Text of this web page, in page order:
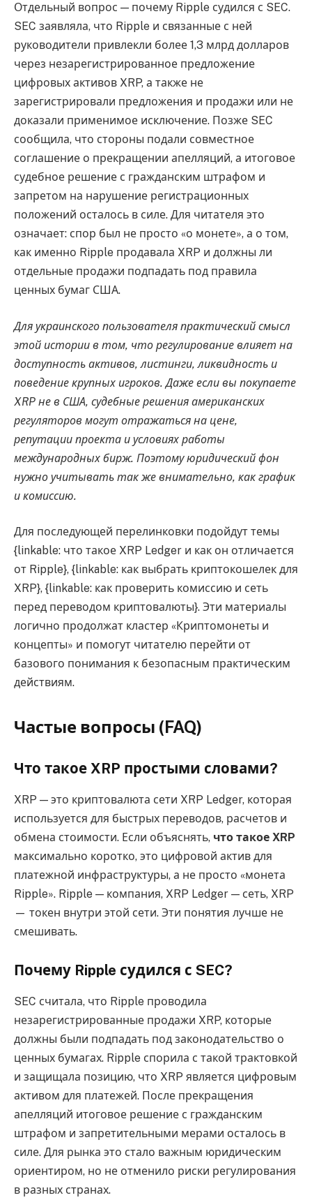
Отдельный вопрос — почему Ripple судился с SEC.
SEC заявляла, что Ripple и связанные с ней
руководители привлекли более 1,3 млрд долларов
через незарегистрированное предложение
цифровых активов XRP, а также не
зарегистрировали предложения и продажи или не
доказали применимое исключение. Позже SEC
сообщила, что стороны подали совместное
соглашение о прекращении апелляций, а итоговое
судебное решение с гражданским штрафом и
запретом на нарушение регистрационных
положений осталось в силе. Для читателя это
означает: спор был не просто «о монете», а о том,
как именно Ripple продавала XRP и должны ли
отдельные продажи подпадать под правила
ценных бумаг США.
Для украинского пользователя практический смысл
этой истории в том, что регулирование влияет на
доступность активов, листинги, ликвидность и
поведение крупных игроков. Даже если вы покупаете
XRP не в США, судебные решения американских
регуляторов могут отражаться на цене,
репутации проекта и условиях работы
международных бирж. Поэтому юридический фон
нужно учитывать так же внимательно, как график
и комиссию.
Для последующей перелинковки подойдут темы
{linkable: что такое XRP Ledger и как он отличается
от Ripple}, {linkable: как выбрать криптокошелек для
XRP}, {linkable: как проверить комиссию и сеть
перед переводом криптовалюты}. Эти материалы
логично продолжат кластер «Криптомонеты и
концепты» и помогут читателю перейти от
базового понимания к безопасным практическим
действиям.
Частые вопросы (FAQ)
Что такое XRP простыми словами?
XRP — это криптовалюта сети XRP Ledger, которая
используется для быстрых переводов, расчетов и
обмена стоимости. Если объяснять, что такое XRP
максимально коротко, это цифровой актив для
платежной инфраструктуры, а не просто «монета
Ripple». Ripple — компания, XRP Ledger — сеть, XRP
— токен внутри этой сети. Эти понятия лучше не
смешивать.
Почему Ripple судился с SEC?
SEC считала, что Ripple проводила
незарегистрированные продажи XRP, которые
должны были подпадать под законодательство о
ценных бумагах. Ripple спорила с такой трактовкой
и защищала позицию, что XRP является цифровым
активом для платежей. После прекращения
апелляций итоговое решение с гражданским
штрафом и запретительными мерами осталось в
силе. Для рынка это стало важным юридическим
ориентиром, но не отменило риски регулирования
в разных странах.